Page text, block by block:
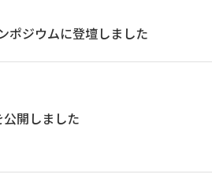
ポジウムに登壇しました
開しました